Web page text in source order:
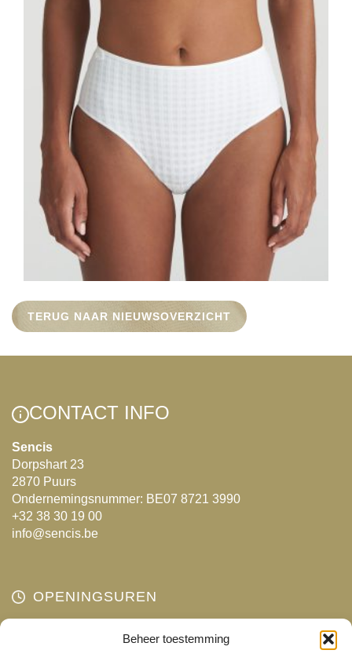
Beheer toestemming
SHOP
OVER ONS
CONTACT
TERUG NAAR NIEUWSOVERZICHT
CONTACT INFO
Sencis
Dorpshart 23
2870 Puurs
Ondernemingsnummer: BE07 8721 3990
+32 38 30 19 00
info@sencis.be
OPENINGSUREN
Gesloten